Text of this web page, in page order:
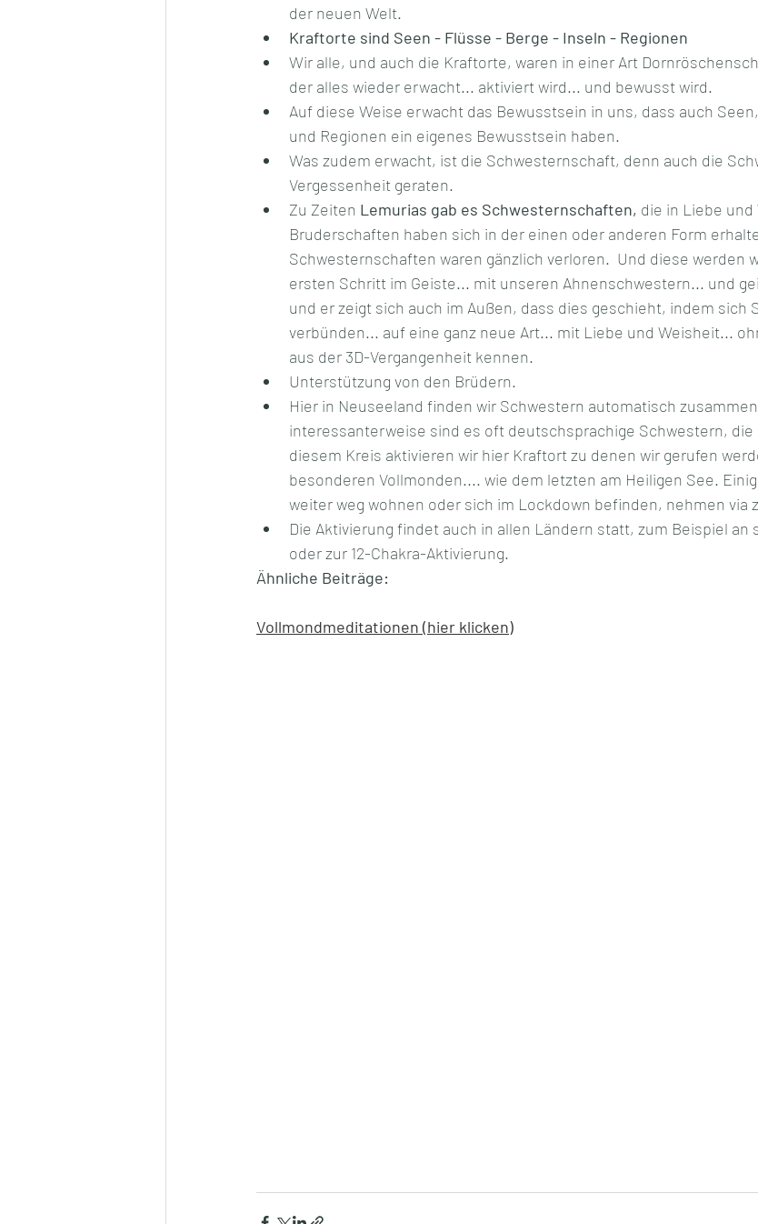
der neuen Welt.
Kraftorte sind Seen - Flüsse - Berge - Inseln - Regionen
Wir alle, und auch die Kraftorte, waren in einer Art
der alles wieder erwacht... aktiviert wird... und bewusst wird.
Auf diese Weise erwacht das Bewusstsein in uns, dass auch
und Regionen ein eigenes Bewusstsein haben.
Was zudem erwacht, ist die Schwesternschaft, denn auch die
Vergessenheit geraten.
Zu Zeiten Lemurias gab es Schwesternschaften, die in Liebe
Bruderschaften haben sich in der einen oder anderen Form
Schwesternschaften waren gänzlich verloren.  Und diese werden
ersten Schritt im Geiste... mit unseren Ahnenschwestern... und
und er zeigt sich auch im Außen, dass dies geschieht, indem sich
verbünden... auf eine ganz neue Art... mit Liebe und Weisheit...
aus der 3D-Vergangenheit kennen.
Unterstützung von den Brüdern.
Hier in Neuseeland finden wir Schwestern automatisch
interessanterweise sind es oft deutschsprachige Schwestern,
diesem Kreis aktivieren wir hier Kraftort zu denen wir gerufen
besonderen Vollmonden.... wie dem letzten am Heiligen See.
weiter weg wohnen oder sich im Lockdown befinden, nehmen via
Die Aktivierung findet auch in allen Ländern statt, zum Beispiel an
oder zur 12-Chakra-Aktivierung.
Ähnliche Beiträge:
Vollmondmeditationen (hier klicken)